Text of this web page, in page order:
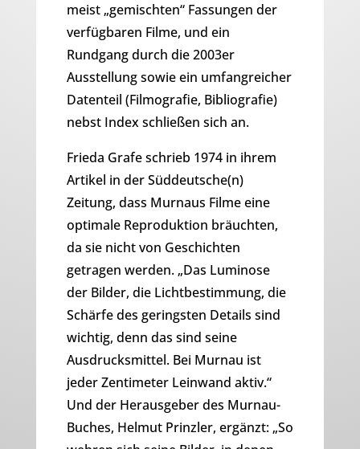
meist „gemischten“ Fassungen der
verfügbaren Filme, und ein
Rundgang durch die 2003er
Ausstellung sowie ein umfangreicher
Datenteil (Filmografie, Bibliografie)
nebst Index schließen sich an.
Frieda Grafe schrieb 1974 in ihrem
Artikel in der Süddeutsche(n)
Zeitung, dass Murnaus Filme eine
optimale Reproduktion bräuchten,
da sie nicht von Geschichten
getragen werden. „Das Luminose
der Bilder, die Lichtbestimmung, die
Schärfe des geringsten Details sind
wichtig, denn das sind seine
Ausdrucksmittel. Bei Murnau ist
jeder Zentimeter Leinwand aktiv.“
Und der Herausgeber des Murnau-
Buches, Helmut Prinzler, ergänzt: „So